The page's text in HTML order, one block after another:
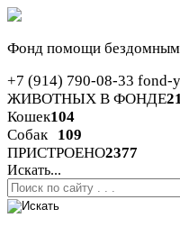
Фонд помощи
+7 (914) 790-08-33 fond-
ЖИВОТНЫХ В ФОНДЕ
Кошек104
Собак
109
ПРИСТРОЕНО2377
Искать...